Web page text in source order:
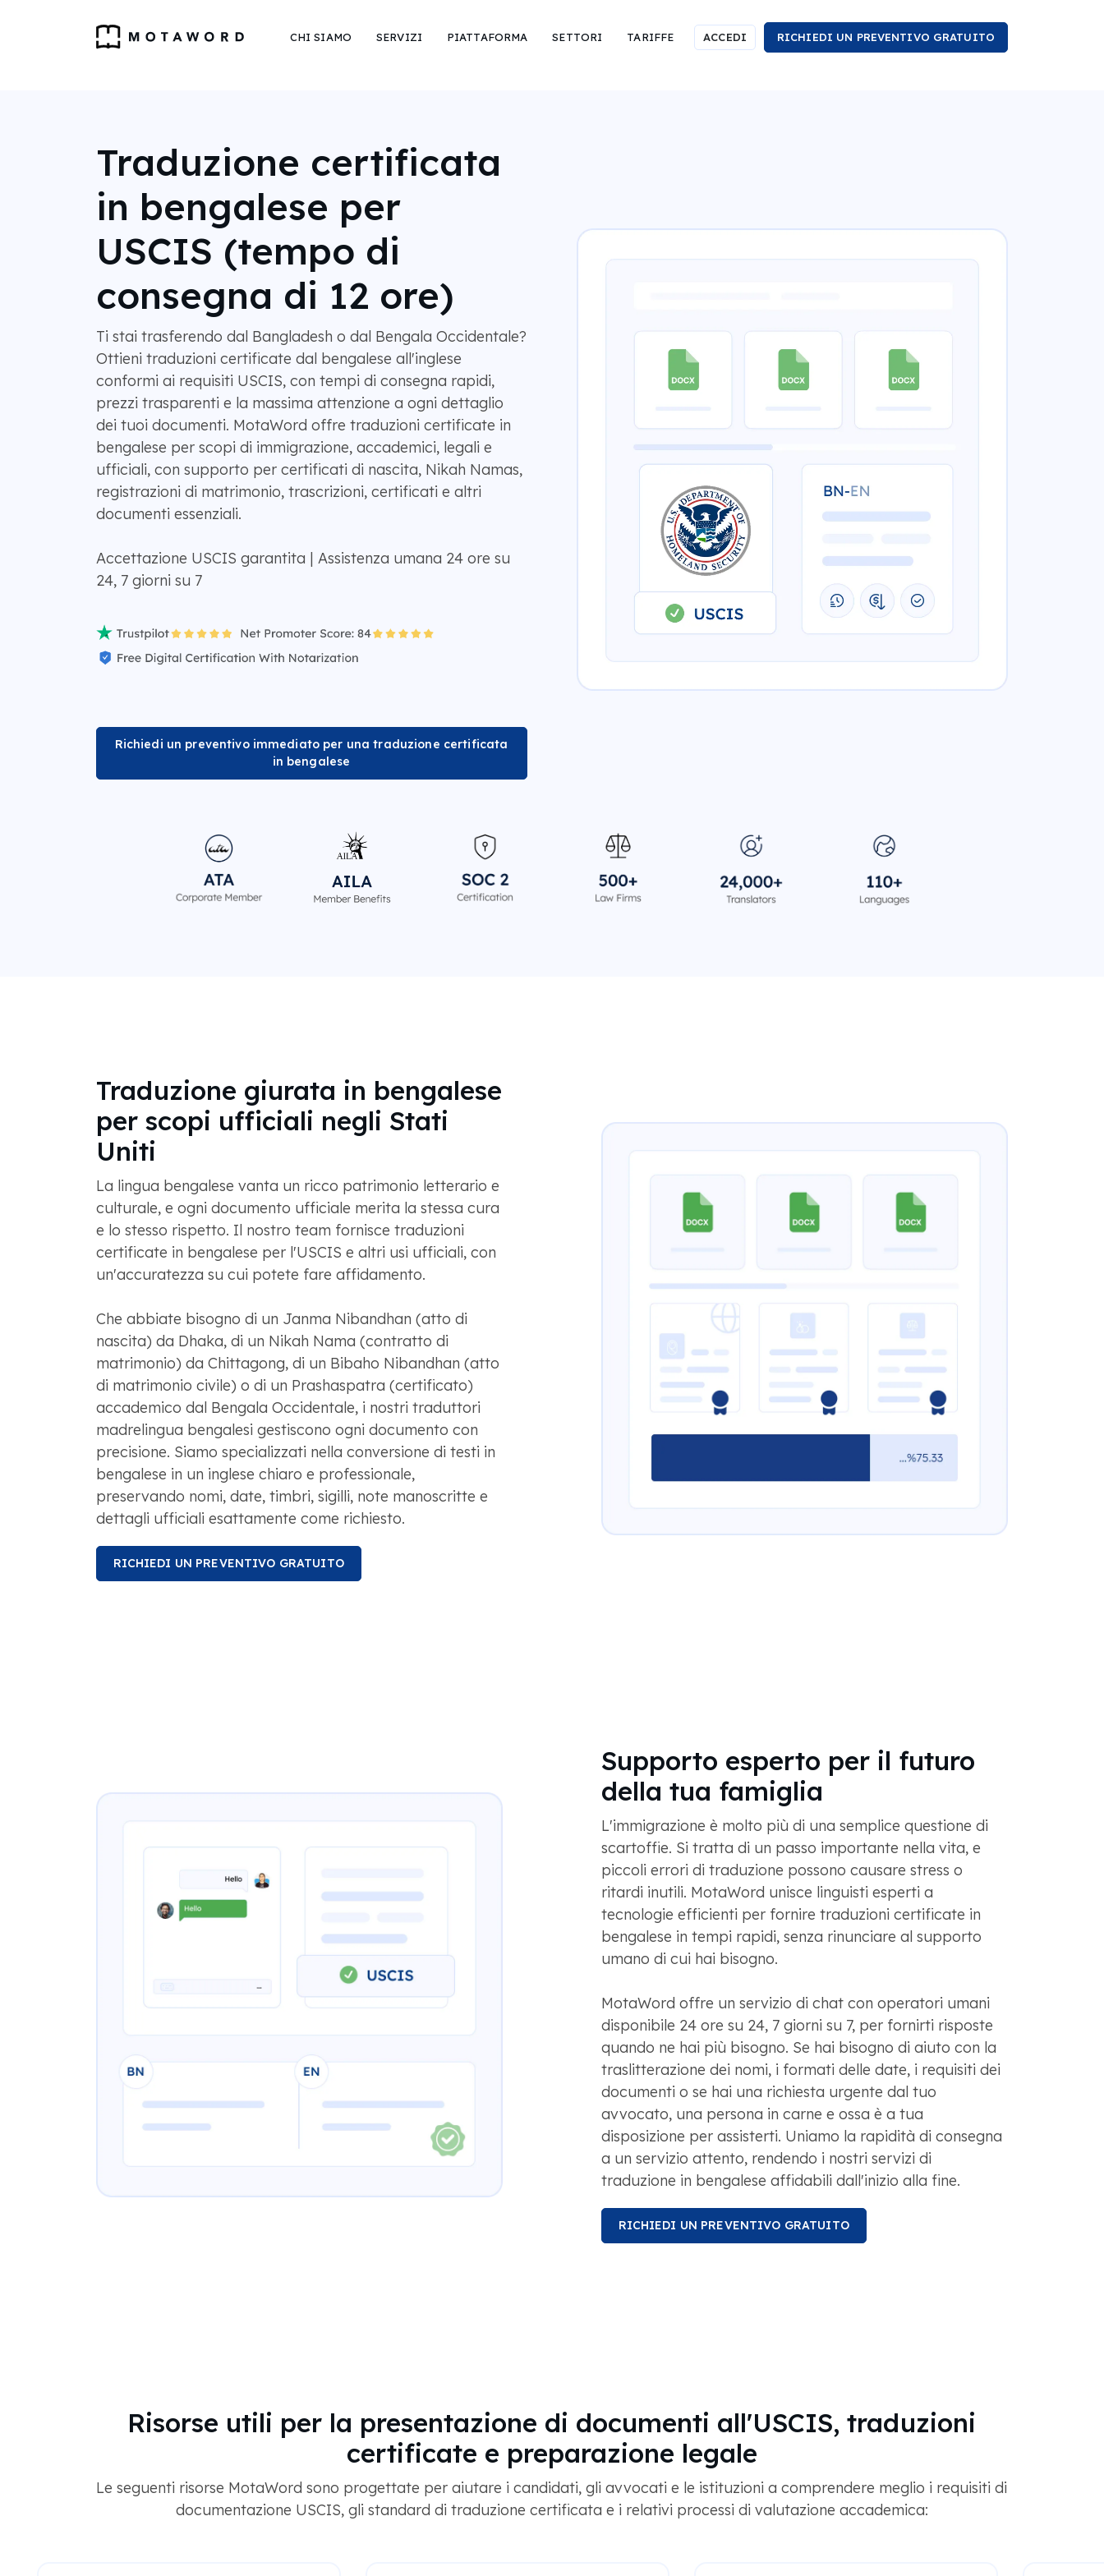
CHI SIAMO SERVIZI PIATTAFORMA SETTORI TARIFFE ACCEDI RICHIEDI UN PREVENTIVO GRATUITO
Traduzione certificata
in bengalese per
USCIS (tempo di
consegna di 12 ore)
Ti stai trasferendo dal Bangladesh o dal Bengala Occidentale?
Ottieni traduzioni certificate dal bengalese all'inglese
conformi ai requisiti USCIS, con tempi di consegna rapidi,
prezzi trasparenti e la massima attenzione a ogni dettaglio
dei tuoi documenti. MotaWord offre traduzioni certificate in
bengalese per scopi di immigrazione, accademici, legali e
ufficiali, con supporto per certificati di nascita, Nikah Namas,
registrazioni di matrimonio, trascrizioni, certificati e altri
documenti essenziali.
Accettazione USCIS garantita | Assistenza umana 24 ore su
24, 7 giorni su 7
Richiedi un preventivo immediato per una traduzione certificata
in bengalese
Traduzione giurata in bengalese
per scopi ufficiali negli Stati
Uniti
La lingua bengalese vanta un ricco patrimonio letterario e
culturale, e ogni documento ufficiale merita la stessa cura
e lo stesso rispetto. Il nostro team fornisce traduzioni
certificate in bengalese per l'USCIS e altri usi ufficiali, con
un'accuratezza su cui potete fare affidamento.
Che abbiate bisogno di un Janma Nibandhan (atto di
nascita) da Dhaka, di un Nikah Nama (contratto di
matrimonio) da Chittagong, di un Bibaho Nibandhan (atto
di matrimonio civile) o di un Prashaspatra (certificato)
accademico dal Bengala Occidentale, i nostri traduttori
madrelingua bengalesi gestiscono ogni documento con
precisione. Siamo specializzati nella conversione di testi in
bengalese in un inglese chiaro e professionale,
preservando nomi, date, timbri, sigilli, note manoscritte e
dettagli ufficiali esattamente come richiesto.
RICHIEDI UN PREVENTIVO GRATUITO
Supporto esperto per il futuro
della tua famiglia
L'immigrazione è molto più di una semplice questione di
scartoffie. Si tratta di un passo importante nella vita, e
piccoli errori di traduzione possono causare stress o
ritardi inutili. MotaWord unisce linguisti esperti a
tecnologie efficienti per fornire traduzioni certificate in
bengalese in tempi rapidi, senza rinunciare al supporto
umano di cui hai bisogno.
MotaWord offre un servizio di chat con operatori umani
disponibile 24 ore su 24, 7 giorni su 7, per fornirti risposte
quando ne hai più bisogno. Se hai bisogno di aiuto con la
traslitterazione dei nomi, i formati delle date, i requisiti dei
documenti o se hai una richiesta urgente dal tuo
avvocato, una persona in carne e ossa è a tua
disposizione per assisterti. Uniamo la rapidità di consegna
a un servizio attento, rendendo i nostri servizi di
traduzione in bengalese affidabili dall'inizio alla fine.
RICHIEDI UN PREVENTIVO GRATUITO
Risorse utili per la presentazione di documenti all'USCIS, traduzioni
certificate e preparazione legale
Le seguenti risorse MotaWord sono progettate per aiutare i candidati, gli avvocati e le istituzioni a comprendere meglio i requisiti di
documentazione USCIS, gli standard di traduzione certificata e i relativi processi di valutazione accademica: